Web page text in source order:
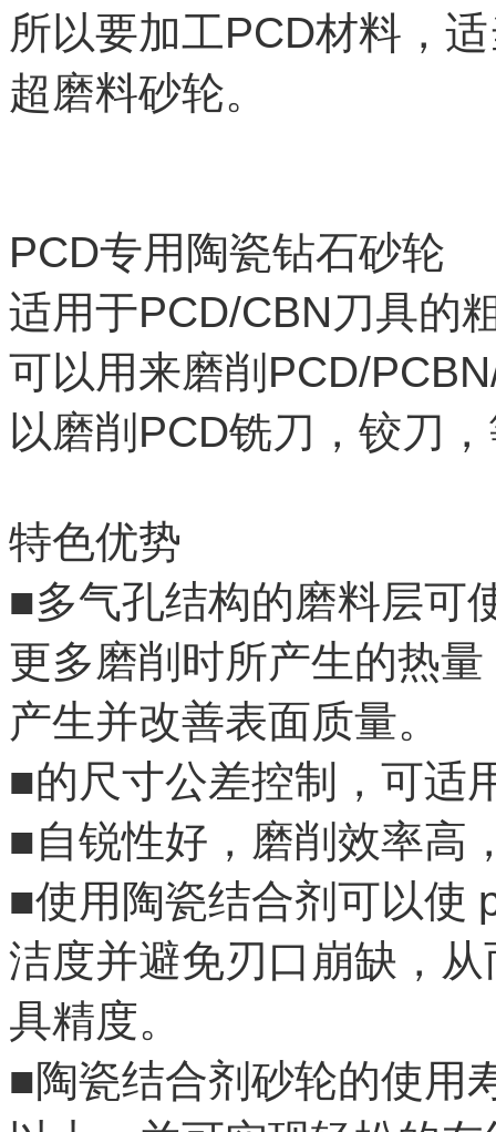
所以要加工PCD材料，
超磨料砂轮。
PCD专用陶瓷钻石砂轮
适用于PCD/CBN刀具的
可以用来磨削 PCD/
以磨削 PCD铣刀，铰刀
特色优势
■多气孔结构的磨料层可
更多磨削时所产生的热
产生并改善表面质量。
■的尺寸公差控制，可适
■自锐性好，磨削效率高
■使用陶瓷结合剂可以使
洁度并避免刃口崩缺，
具精度。
■陶瓷结合剂砂轮的使用